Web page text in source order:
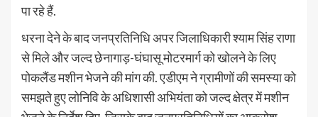
पा रहे हैं.
धरना देने के बाद जनप्रतिनिधि अपर जिलाधिकारी श्याम सिंह राणा
से मिले और जल्द छेनागाड़-घंघासू मोटरमार्ग को खोलने के लिए
पोकलैंड मशीन भेजने की मांग की. एडीएम ने ग्रामीणों की समस्या को
समझते हुए लोनिवि के अधिशासी अभियंता को जल्द क्षेत्र में मशीन